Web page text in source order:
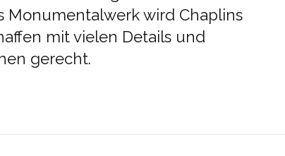
Monumentalwerk wird Chaplins
mit vielen Details und
gerecht.